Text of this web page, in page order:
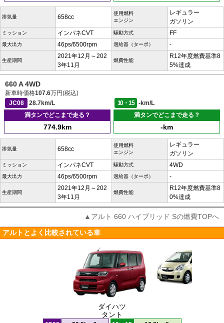
排気量 658cc
使用燃料
エンジン
レギュラー
ガソリン
ミッション インパネCVT 駆動方式 FF
最大出力 46ps/6500rpm 過給器（ターボ） -
生産期間
2021年12月～202
3年11月
燃費性能
R12年度燃費基準8
5%達成
660 A 4WD
新車時価格107.6万円(税込)
JC08
28.7km/L 10・15
-km/L
満タンでどこまで走る？
774.9km
満タンでどこまで走る？
-km
排気量 658cc
使用燃料
エンジン
レギュラー
ガソリン
ミッション インパネCVT 駆動方式 4WD
最大出力 46ps/6500rpm 過給器（ターボ） -
生産期間
2021年12月～202
3年11月
燃費性能
R12年度燃費基準8
0%達成
▲アルト 660 ハイブリッド Sの燃費TOPへ
アルトとよく比較されている車
ダイハツ
タント